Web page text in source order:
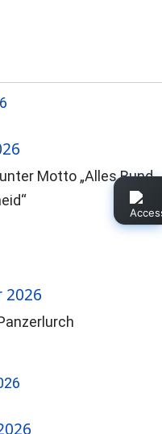
Motto „Alles Rund